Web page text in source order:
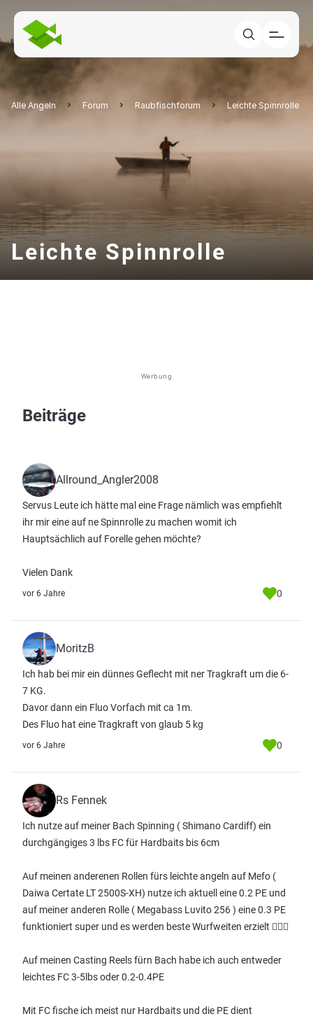
Alle Angeln Forum Raubfischforum Leichte Spinnrolle
Leichte Spinnrolle
Werbung
Beiträge
Allround_Angler2008
Servus Leute ich hätte mal eine Frage nämlich was empfiehlt
ihr mir eine auf ne Spinnrolle zu machen womit ich
Hauptsächlich auf Forelle gehen möchte?
Vielen Dank
vor 6 Jahre 0
MoritzB
Ich hab bei mir ein dünnes Geflecht mit ner Tragkraft um die 6-
7 KG.
Davor dann ein Fluo Vorfach mit ca 1m.
Des Fluo hat eine Tragkraft von glaub 5 kg
vor 6 Jahre 0
Rs Fennek
Ich nutze auf meiner Bach Spinning ( Shimano Cardiff) ein
durchgängiges 3 lbs FC für Hardbaits bis 6cm
Auf meinen anderenen Rollen fürs leichte angeln auf Mefo (
Daiwa Certate LT 2500S-XH) nutze ich aktuell eine 0.2 PE und
auf meiner anderen Rolle ( Megabass Luvito 256 ) eine 0.3 PE
funktioniert super und es werden beste Wurfweiten erzielt 👌🏽🎣
Auf meinen Casting Reels fürn Bach habe ich auch entweder
leichtes FC 3-5lbs oder 0.2-0.4PE
Mit FC fische ich meist nur Hardbaits und die PE dient